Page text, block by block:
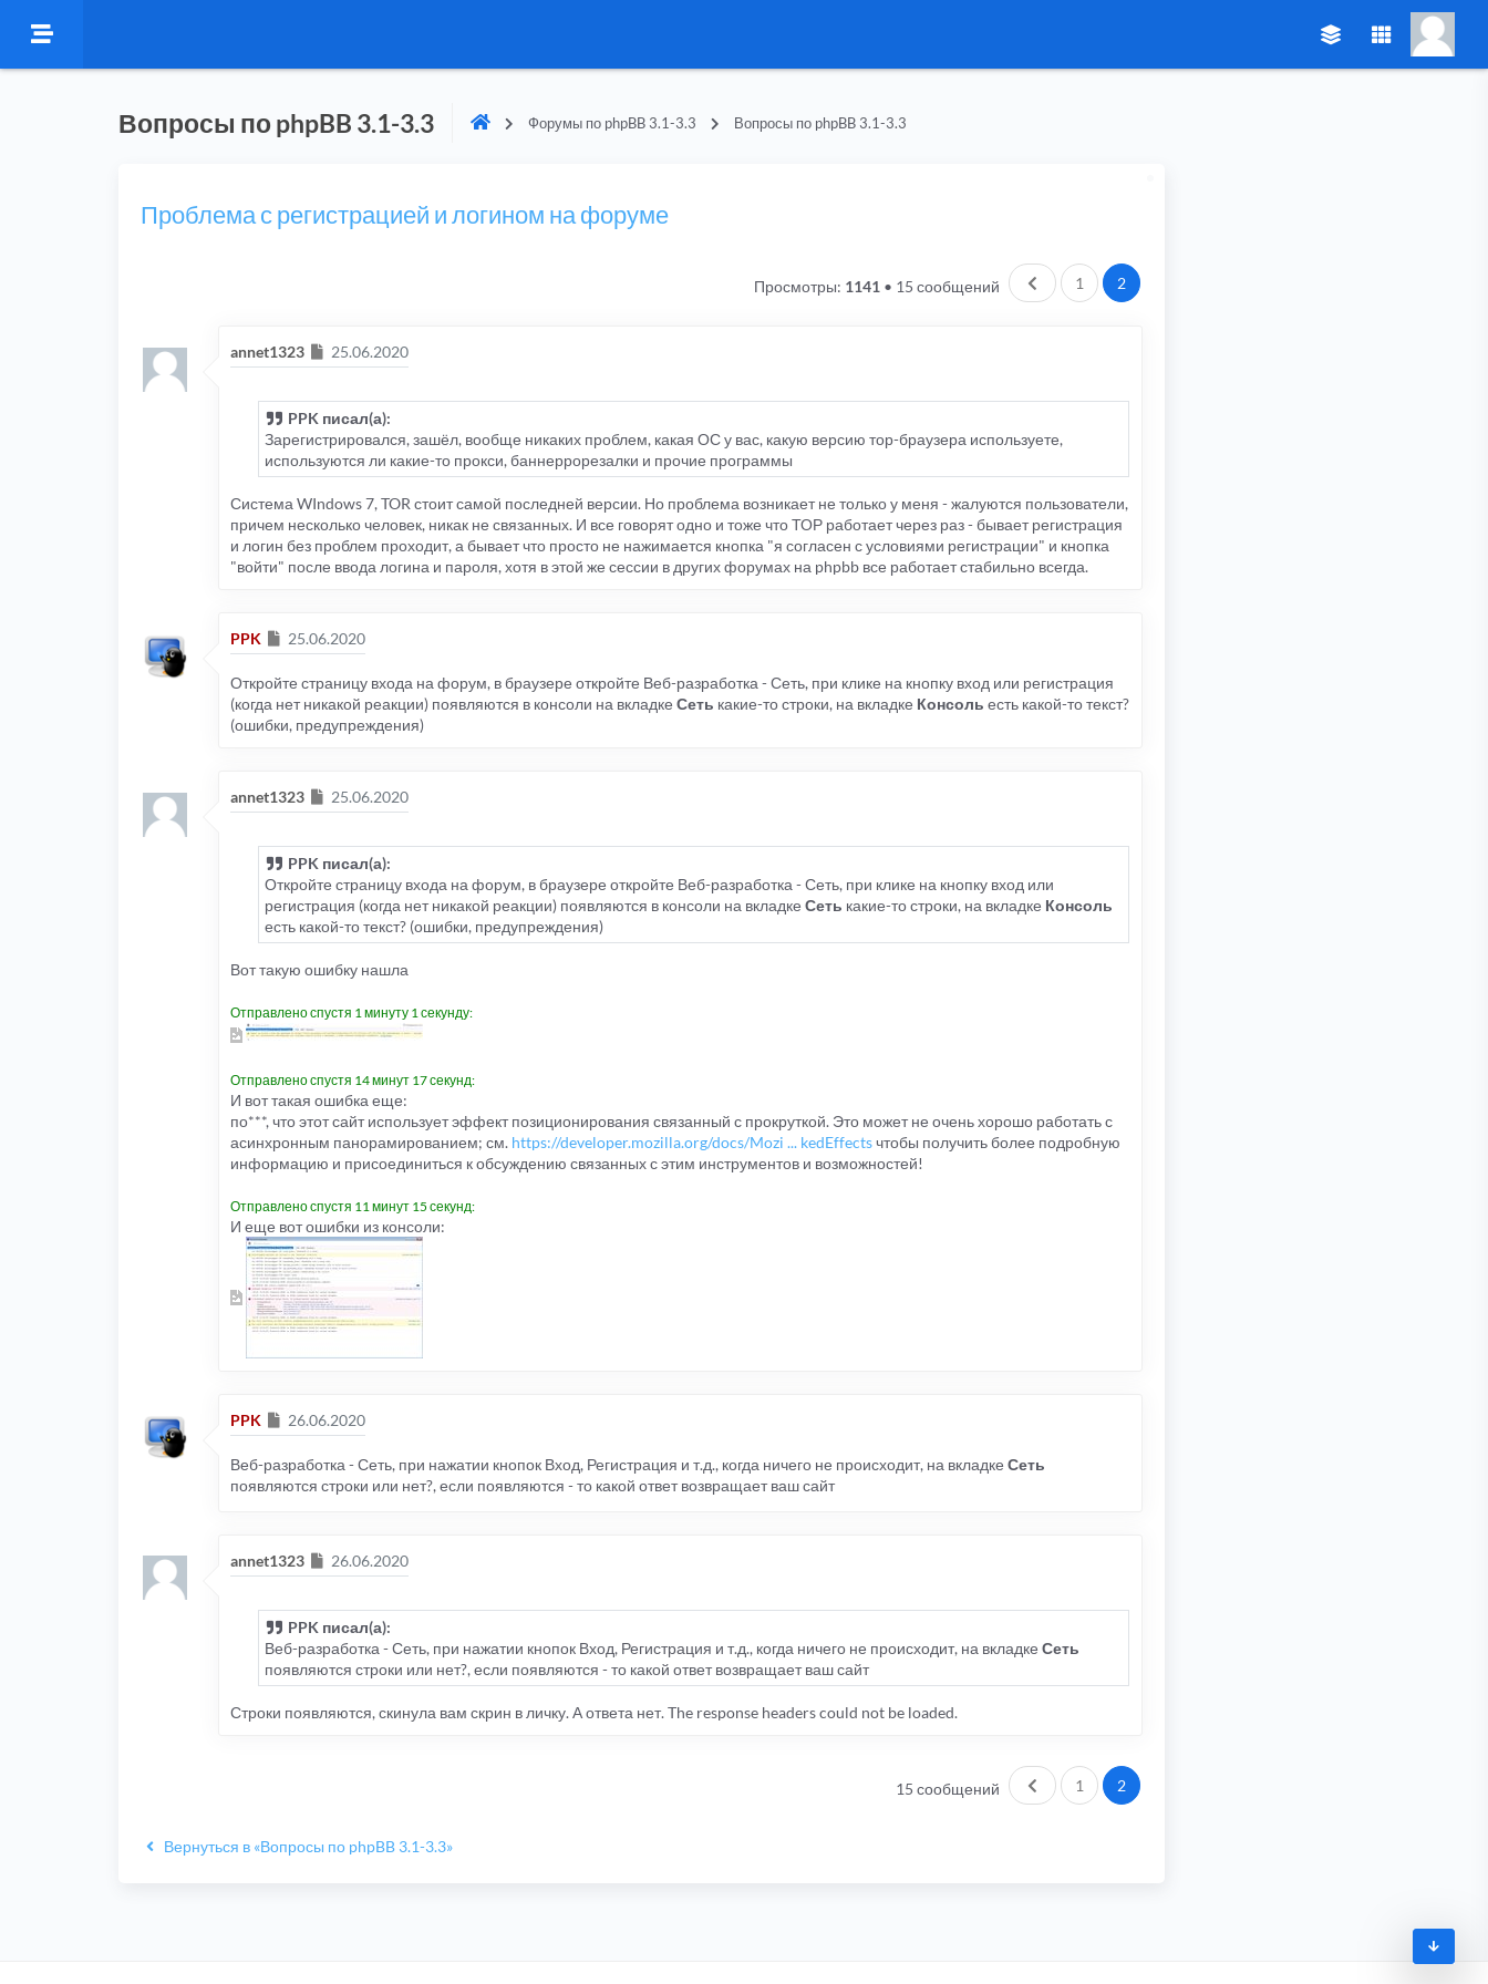
Вопросы по phpBB 3.1-3.3 Форумы по phpBB 3.1-3.3 Вопросы по phpBB 3.1-3.3
Проблема с регистрацией и логином на форуме
15 сообщений Пред.
1 2
Просмотры: 1141 •
annet1323 Сообщение
25.06.2020
PPK писал(а):
Зарегистрировался, зашёл, вообще никаких проблем, какая ОС у вас, какую версию тор-браузера используете,
используются ли какие-то прокси, баннеррорезалки и прочие программы
Система WIndows 7, TOR стоит самой последней версии. Но проблема возникает не только у меня - жалуются пользователи,
причем несколько человек, никак не связанных. И все говорят одно и тоже что ТОР работает через раз - бывает регистрация
и логин без проблем проходит, а бывает что просто не нажимается кнопка "я согласен с условиями регистрации" и кнопка
"войти" после ввода логина и пароля, хотя в этой же сессии в других форумах на phpbb все работает стабильно всегда.
PPK Сообщение
25.06.2020
Откройте страницу входа на форум, в браузере откройте Веб-разработка - Сеть, при клике на кнопку вход или регистрация
(когда нет никакой реакции) появляются в консоли на вкладке Сеть какие-то строки, на вкладке Консоль есть какой-то текст?
(ошибки, предупреждения)
annet1323 Сообщение
25.06.2020
PPK писал(а):
Откройте страницу входа на форум, в браузере откройте Веб-разработка - Сеть, при клике на кнопку вход или
регистрация (когда нет никакой реакции) появляются в консоли на вкладке Сеть какие-то строки, на вкладке Консоль
есть какой-то текст? (ошибки, предупреждения)
Вот такую ошибку нашла
Отправлено спустя 1 минуту 1 секунду:
Отправлено спустя 14 минут 17 секунд:
И вот такая ошибка еще:
по***, что этот сайт использует эффект позиционирования связанный с прокруткой. Это может не очень хорошо работать с
асинхронным панорамированием; см. https://developer.mozilla.org/docs/Mozi ... kedEffectsчтобы получить более подробную
информацию и присоединиться к обсуждению связанных с этим инструментов и возможностей!
Отправлено спустя 11 минут 15 секунд:
И еще вот ошибки из консоли:
PPK Сообщение
26.06.2020
Веб-разработка - Сеть, при нажатии кнопок Вход, Регистрация и т.д., когда ничего не происходит, на вкладке Сеть
появляются строки или нет?, если появляются - то какой ответ возвращает ваш сайт
annet1323 Сообщение
26.06.2020
PPK писал(а):
Веб-разработка - Сеть, при нажатии кнопок Вход, Регистрация и т.д., когда ничего не происходит, на вкладке Сеть
появляются строки или нет?, если появляются - то какой ответ возвращает ваш сайт
Строки появляются, скинула вам скрин в личку. А ответа нет. The response headers could not be loaded.
15 сообщений Пред.
1 2
Вернуться в «Вопросы по phpBB 3.1-3.3»